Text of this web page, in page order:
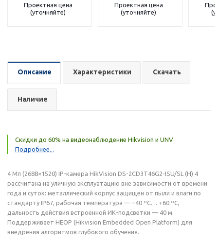
Проектная цена
(уточняйте)
Проектная цена
(уточняйте)
Описание Характеристики Скачать
Наличие
Скидки до 60% на видеонаблюдение Hikvision и UNV
Подробнее...
4 Мп (2688×1520) IP-камера HikVision DS-2CD3T46G2-ISU/SL (H) 4
рассчитана на уличную эксплуатацию вне зависимости от времени
года и суток: металлический корпус защищен от пыли и влаги по
стандарту IP67, рабочая температура — –40 ºC… +60 ºC,
дальность действия встроенной ИК-подсветки — 40 м.
Поддерживает HEOP (Hikvision Embedded Open Platform) для
внедрения алгоритмов глубокого обучения.